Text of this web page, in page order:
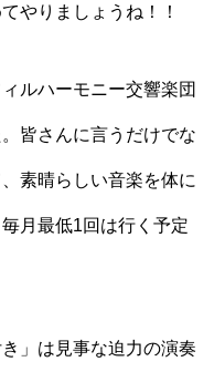
やりましょうね！！
ルハーモニー交響楽団
皆さんに言うだけでな
素晴らしい音楽を体に
月最低1回は行く予定
」は見事な迫力の演奏